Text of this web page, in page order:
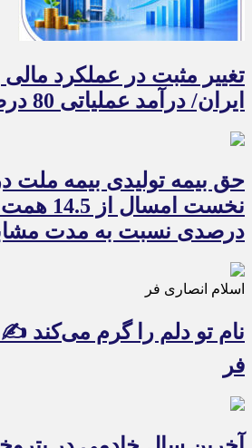
تغییر مثبت در عملکرد
ایران/ درآمد عملیاتی 80 درصد رشد کرد
حق بیمه تولیدی بیمه ملت
درصدی نسبت به مدت
اسلام انصاری فر
نام تو دلم را گرم می‌کند
فر